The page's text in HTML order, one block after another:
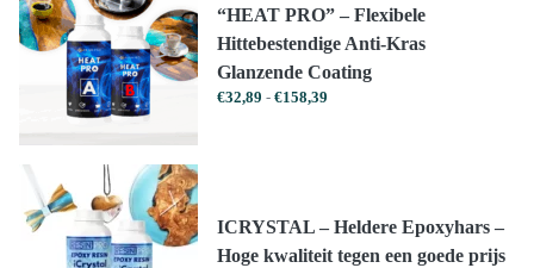
“HEAT PRO” – Flexibele
Hittebestendige Anti-Kras
Glanzende Coating
€32,89 - €158,39
ICRYSTAL – Heldere Epoxyhars –
Hoge kwaliteit tegen een goede prijs